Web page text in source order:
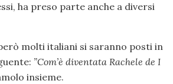
ha preso parte anche a diversi
molti italiani si saranno posti in
”Com’è diventata Rachele de I
insieme.